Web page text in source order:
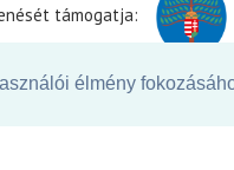
élmény
támogatja: